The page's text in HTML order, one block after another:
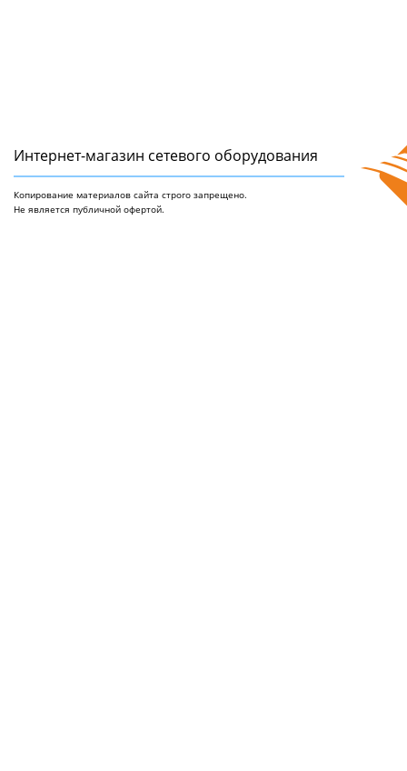
Интернет-магазин сетeвого оборудования
Копирование материалов сайта строго запрещено.
Не является публичной офертой.